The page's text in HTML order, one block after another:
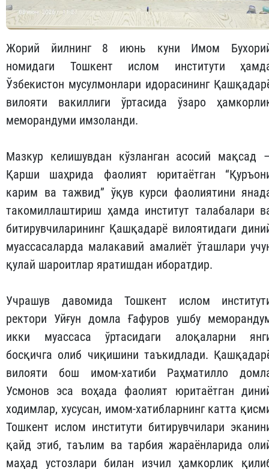
Жорий йилнинг 8 июнь куни Имом
номидаги Тошкент ислом институти
Ўзбекистон мусулмонлари идорасининг
вилояти вакиллиги ўртасида ўзаро
меморандуми имзоланди.
Мазкур келишувдан кўзланган асосий мақсад
Қарши шаҳрида фаолият юритаётган
карим ва тажвид” ўқув курси фаолиятини
такомиллаштириш ҳамда институт талабалари
битирувчиларининг Қашқадарё вилоятидаги
муассасаларда малакавий амалиёт ўташлари
қулай шароитлар яратишдан иборатдир.
Учрашув давомида Тошкент ислом
ректори Уйғун домла Ғафуров ушбу
икки муассаса ўртасидаги алоқаларни
босқичга олиб чиқишини таъкидлади.
вилояти бош имом-хатиби Раҳматилло
Усмонов эса воҳада фаолият юритаётган
ходимлар, хусусан, имом-хатибларнинг катта
Тошкент ислом институти битирувчилари
қайд этиб, таълим ва тарбия жараёнларида
маҳад устозлари билан изчил ҳамкорлик